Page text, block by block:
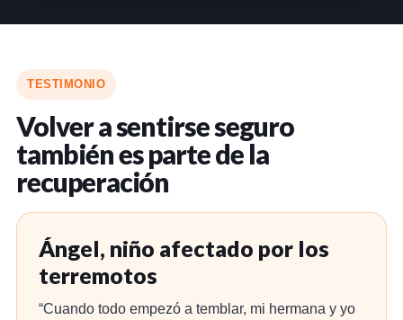
TESTIMONIO
Volver a sentirse seguro
también es parte de la
recuperación
Ángel, niño afectado por los
terremotos
“Cuando todo empezó a temblar, mi hermana y yo